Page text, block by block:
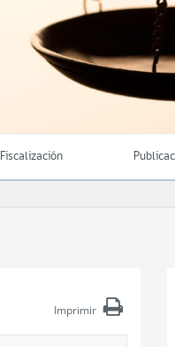
Fiscalización
Imprimir